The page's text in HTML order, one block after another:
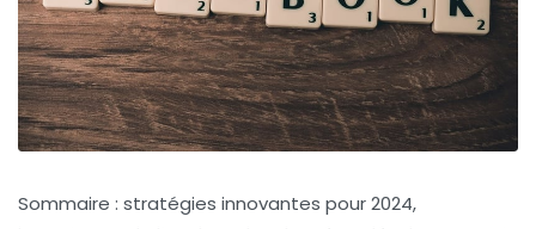
Sommaire : stratégies innovantes pour 2024,